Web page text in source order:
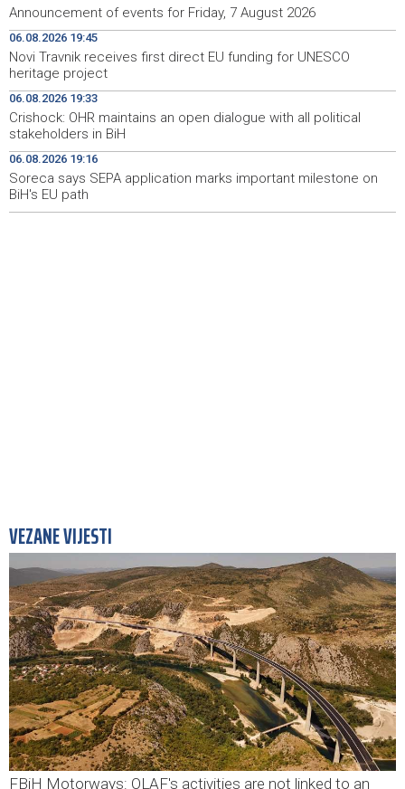
20:36
Počeo memorijalni turnir 'Streetball Tomislavgrad 2026.
20:26
Na Vilsonovom šetalištu u Sarajevu predstavljeno 50
luksuznih i sportskih automobila
20:01 Announcement of events for Friday, 7 August 2026
Livna
Announcement of events for Friday, 7 August 2026
06.08.2026 19:45
Novi Travnik receives first direct EU funding for UNESCO
heritage project
06.08.2026 19:33
Crishock: OHR maintains an open dialogue with all political
stakeholders in BiH
06.08.2026 19:16
Soreca says SEPA application marks important milestone on
BiH's EU path
VEZANE VIJESTI
FBiH Motorways: OLAF's activities are not linked to an